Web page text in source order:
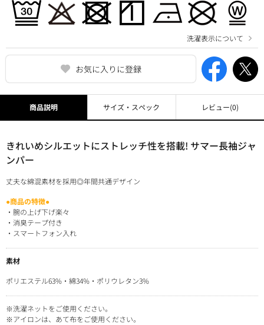
お気に入りに登録
洗濯表示について
商品説明
きれいめシルエットにストレッチ性を搭載! サマー長袖ジャ
ンパー
丈夫な綿混素材を採用◎年間共通デザイン
●商品の特徴●
・腕の上げ下げ楽々
・消臭テープ付き
・スマートフォン入れ
素材
ポリエステル63%・綿34%・ポリウレタン3%
※洗濯ネットをご使用ください。
※アイロンは、あて布をご使用ください。
サイズ・スペック レビュー(0)